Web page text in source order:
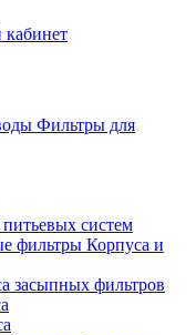
Фильтры для
систем
Корпуса и
засыпных фильтров